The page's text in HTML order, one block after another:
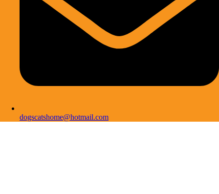
dogscatshome@hotmail.com